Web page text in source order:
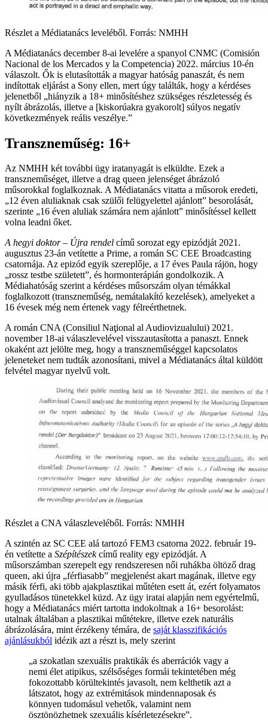
Részlet a Médiatanács leveléből. Forrás: NMHH
A Médiatanács december 8-ai levelére a spanyol CNMC (Comisión
Nacional de los Mercados y la Competencia) 2022. március 10-én
válaszolt. Ők is elutasították a magyar hatóság panaszát, és nem
indítottak eljárást a Sony ellen, mert úgy találták, hogy a kérdéses
jelenetből „hiányzik a 18+ minősítéshez szükséges részletesség és
nyílt ábrázolás, illetve a [kiskorúakra gyakorolt] súlyos negatív
következmények reális veszélye.”
Transzneműség: 16+
Az NMHH két további ügy iratanyagát is elküldte. Ezek a
transzneműséget, illetve a drag queen jelenséget ábrázoló
műsorokkal foglalkoznak. A Médiatanács vitatta a műsorok eredeti,
„12 éven aluliaknak csak szülői felügyelettel ajánlott” besorolását,
szerinte „16 éven aluliak számára nem ajánlott” minősítéssel kellett
volna leadni őket.
A hegyi doktor – Újra rendel című sorozat egy epizódját 2021.
augusztus 23-án vetítette a Prime, a román SC CEE Broadcasting
csatornája. Az epizód egyik szereplője, a 17 éves Paula rájön, hogy
„rossz testbe született”, és hormonterápián gondolkozik. A
Médiahatóság szerint a kérdéses műsorszám olyan témákkal
foglalkozott (transzneműség, nemátalakító kezelések), amelyeket a
16 évesek még nem értenek vagy félreérthetnek.
A román CNA (Consiliul Naţional al Audiovizualului) 2021.
november 18-ai válaszlevelével visszautasította a panaszt. Ennek
okaként azt jelölte meg, hogy a transzneműséggel kapcsolatos
jeleneteket nem tudták azonosítani, mivel a Médiatanács által küldött
felvétel magyar nyelvű volt.
Részlet a CNA válaszleveléből. Forrás: NMHH
A szintén az SC CEE alá tartozó FEM3 csatorna 2022. február 19-
én vetítette a Szépítészekcímű reality egy epizódját. A
műsorszámban szerepelt egy rendszeresen női ruhákba öltöző drag
queen, aki újra „férfiasabb” megjelenést akart magának, illetve egy
másik férfi, aki több ajakplasztikai műtéten esett át, ezért folyamatos
gyulladásos tünetekkel küzd. Az ügy iratai alapján nem egyértelmű,
hogy a Médiatanács miért tartotta indokoltnak a 16+ besorolást:
utalnak általában a plasztikai műtétekre, illetve ezek naturális
ábrázolására, mint érzékeny témára, de saját klasszifikációs
ajánlásukból idézik azt a részt is, mely szerint
„a szokatlan szexuális praktikák és aberrációk vagy a
nemi élet atipikus, szélsőséges formái tekintetében még
fokozottabb körültekintés javasolt, nem kelthetik azt a
látszatot, hogy az extrémitások mindennaposak és
könnyen tudomásul vehetők, valamint nem
ösztönözhetnek szexuális kísérletezésekre”.